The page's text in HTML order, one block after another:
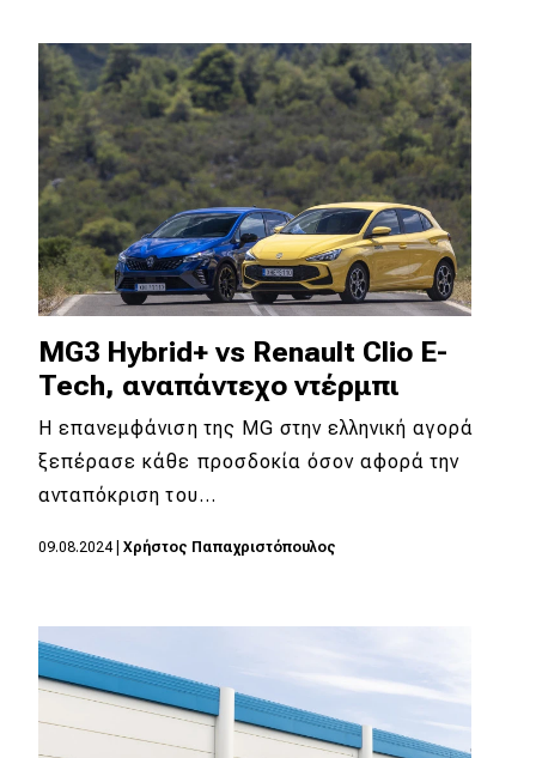
MG3 Hybrid+ vs Renault Clio E-
Tech, αναπάντεχο ντέρμπι
Η επανεμφάνιση της MG στην ελληνική αγορά
ξεπέρασε κάθε προσδοκία όσον αφορά την
ανταπόκριση του…
09.08.2024| Χρήστος Παπαχριστόπουλος